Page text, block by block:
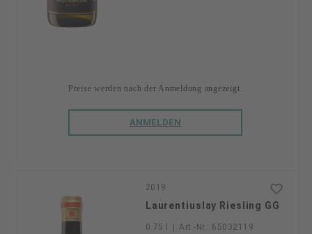
Preise werden nach der Anmeldung angezeigt.
ANMELDEN
2019
Laurentiuslay Riesling GG
0.75 l Art.-Nr.: 65032119